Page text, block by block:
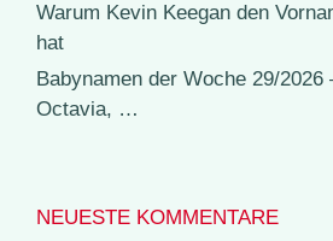
Warum Kevin Keegan den
hat
Babynamen der Woche 29/2026
Octavia, …
NEUESTE KOMMENTARE